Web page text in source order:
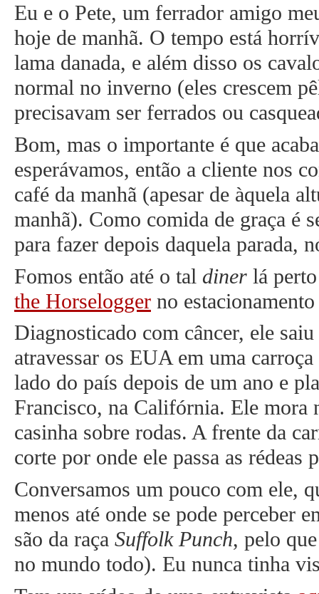
Eu e o Pete, um ferrador amigo
hoje de manhã. O tempo está
lama danada, e além disso os
normal no inverno (eles crescem
precisavam ser ferrados ou
Bom, mas o importante é que
esperávamos, então a cliente nos
café da manhã (apesar de àquela
manhã). Como comida de graça é
para fazer depois daquela parada,
Fomos então até o tal diner lá
the Horselogger no
Diagnosticado com câncer, ele
atravessar os EUA em uma
lado do país depois de um ano e
Francisco, na Califórnia. Ele mora
casinha sobre rodas. A frente da
corte por onde ele passa as
Conversamos um pouco com ele,
menos até onde se pode perceber
são da raça Suffolk Punch, pelo
no mundo todo). Eu nunca tinha